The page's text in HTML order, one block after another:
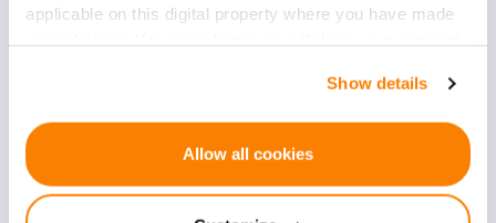
applicable on this digital property where you have made
If you allow, we would also like to:
Show details
Allow all cookies
Startuolio stadija